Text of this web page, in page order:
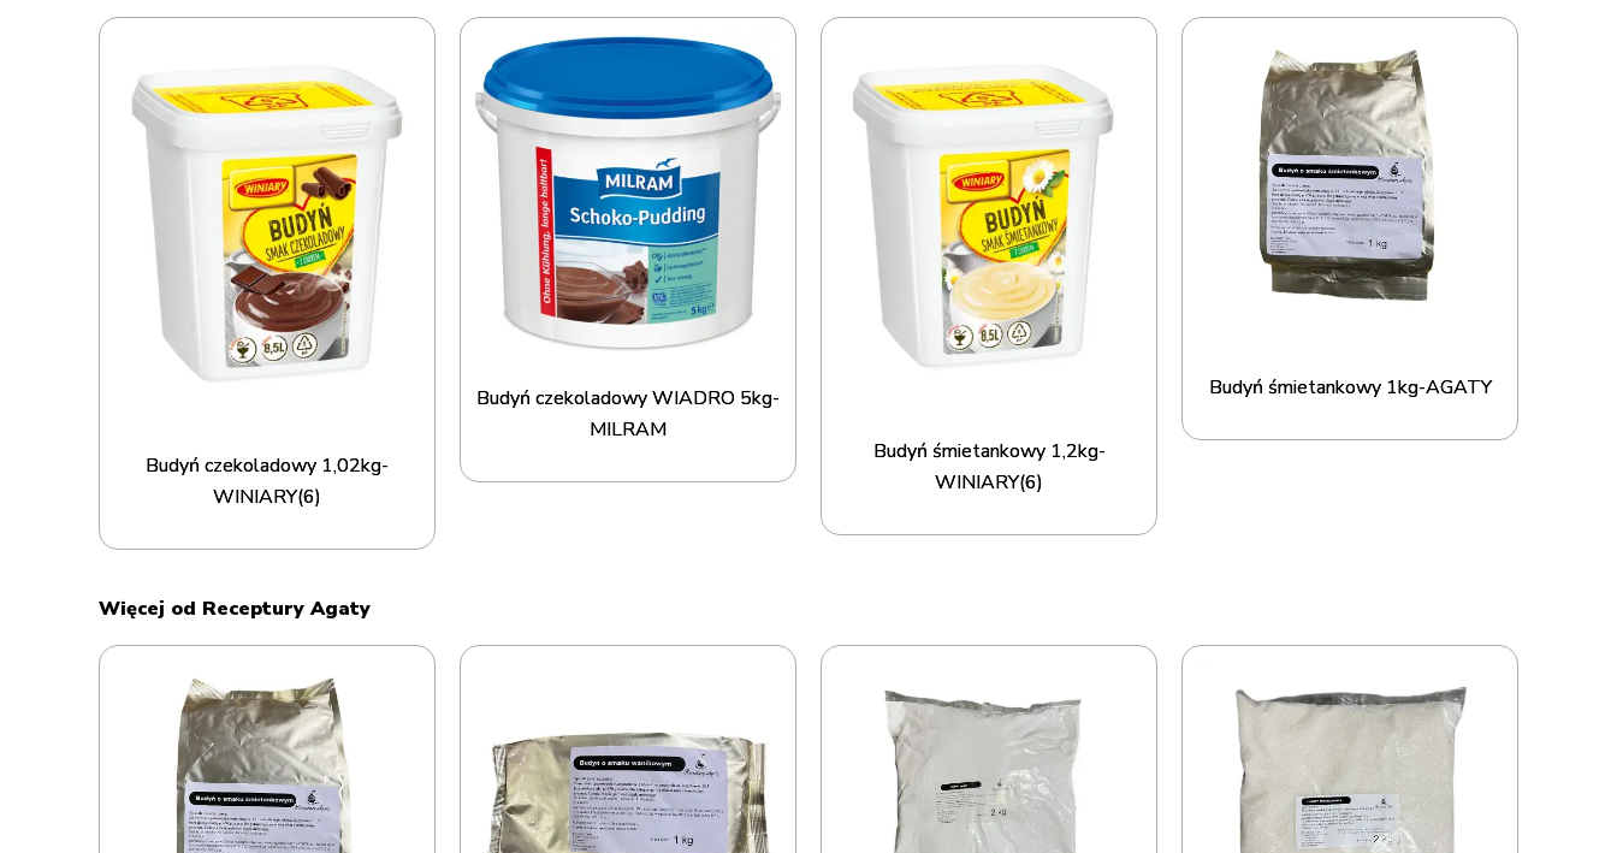
Budyń czekoladowy 1,02kg-
WINIARY(6)
Budyń czekoladowy WIADRO 5kg-
MILRAM
Budyń śmietankowy 1,2kg-
WINIARY(6)
Budyń śmietankowy 1kg-AGATY
Więcej od Receptury Agaty